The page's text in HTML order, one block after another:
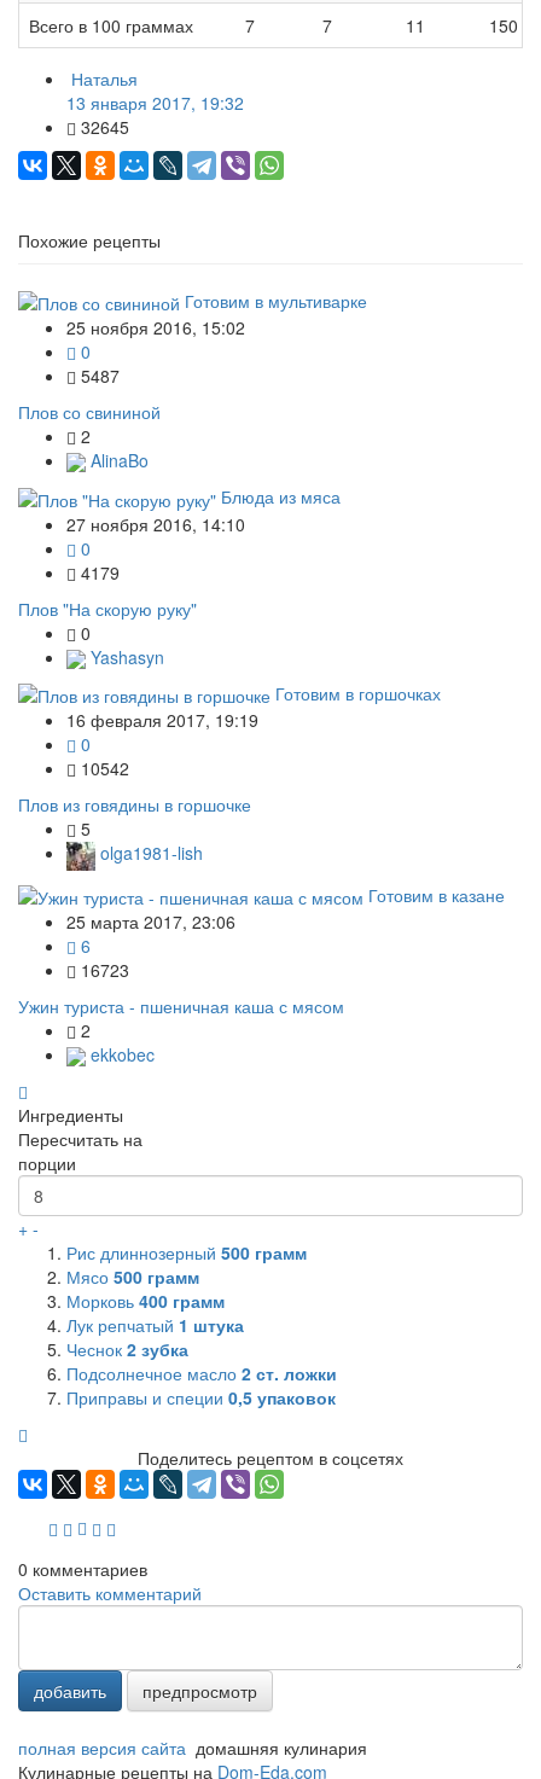
Всего в 100 граммах
7 7 11 150
Наталья
13 января 2017, 19:32
32645
Похожие рецепты
Готовим в мультиварке
25 ноября 2016, 15:02
0
5487
Плов со свининой
2
AlinaBo
Блюда из мяса
27 ноября 2016, 14:10
0
4179
Плов "На скорую руку"
0
Yashasyn
Готовим в горшочках
16 февраля 2017, 19:19
0
10542
Плов из говядины в горшочке
5
olga1981-lish
Готовим в казане
25 марта 2017, 23:06
6
16723
Ужин туриста - пшеничная каша с мясом
2
ekkobec
Ингредиенты
Пересчитать на
порции
+ -
Рис длиннозерный 500 грамм
Мясо 500 грамм
Морковь 400 грамм
Лук репчатый 1 штука
Чеснок 2 зубка
Подсолнечное масло 2 ст. ложки
Приправы и специи 0,5 упаковок
Поделитесь рецептом в соцсетях
0 комментариев
Оставить комментарий
добавить предпросмотр
полная версия сайта домашняя кулинария
Кулинарные рецепты на Dom-Eda.com